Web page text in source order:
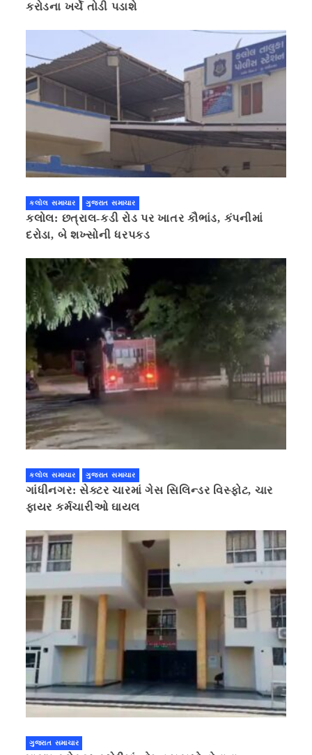
કરોડના ખર્ચે તોડી પડાશે
કલોલ સમાચાર ગુજરાત સમાચાર
કલોલ: છત્રાલ-કડી રોડ પર ખાતર કૌભાંડ, કંપનીમાં
દરોડા, બે શખ્સોની ધરપકડ
કલોલ સમાચાર ગુજરાત સમાચાર
ગાંધીનગર: સેક્ટર ચારમાં ગેસ સિલિન્ડર વિસ્ફોટ, ચાર
ફાયર કર્મચારીઓ ઘાયલ
ગુજરાત સમાચાર